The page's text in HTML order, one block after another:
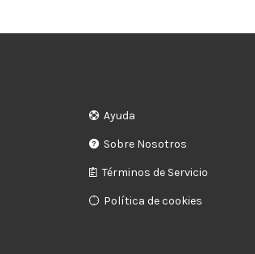
Ayuda
Sobre Nosotros
Términos de Servicio
Política de cookies